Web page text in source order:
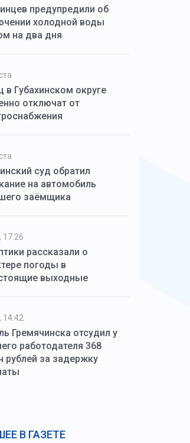
предупредили об
холодной воды
на два дня
в Губахинском округе
отключат от
суд обратил
на автомобиль
заёмщика
17:26
рассказали о
погоды в
выходные
14:42
Гремячинска отсудил у
работодателя 368
рублей за задержку
В ГАЗЕТЕ